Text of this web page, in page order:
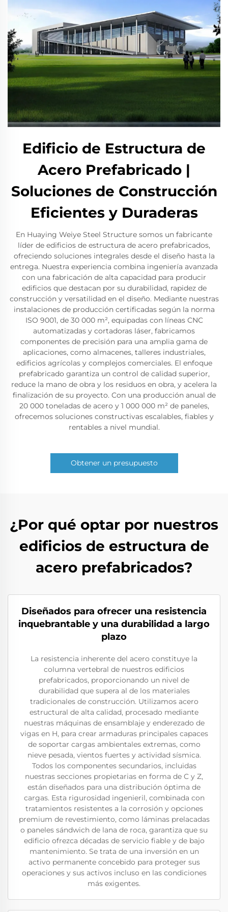
Edificio de Estructura de
Acero Prefabricado |
Soluciones de Construcción
Eficientes y Duraderas
En Huaying Weiye Steel Structure somos un fabricante
líder de edificios de estructura de acero prefabricados,
ofreciendo soluciones integrales desde el diseño hasta la
entrega. Nuestra experiencia combina ingeniería avanzada
con una fabricación de alta capacidad para producir
edificios que destacan por su durabilidad, rapidez de
construcción y versatilidad en el diseño. Mediante nuestras
instalaciones de producción certificadas según la norma
ISO 9001, de 30 000 m², equipadas con líneas CNC
automatizadas y cortadoras láser, fabricamos
componentes de precisión para una amplia gama de
aplicaciones, como almacenes, talleres industriales,
edificios agrícolas y complejos comerciales. El enfoque
prefabricado garantiza un control de calidad superior,
reduce la mano de obra y los residuos en obra, y acelera la
finalización de su proyecto. Con una producción anual de
20 000 toneladas de acero y 1 000 000 m² de paneles,
ofrecemos soluciones constructivas escalables, fiables y
rentables a nivel mundial.
Obtener un presupuesto
¿Por qué optar por nuestros
edificios de estructura de
acero prefabricados?
Diseñados para ofrecer una resistencia
inquebrantable y una durabilidad a largo
plazo
La resistencia inherente del acero constituye la
columna vertebral de nuestros edificios
prefabricados, proporcionando un nivel de
durabilidad que supera al de los materiales
tradicionales de construcción. Utilizamos acero
estructural de alta calidad, procesado mediante
nuestras máquinas de ensamblaje y enderezado de
vigas en H, para crear armaduras principales capaces
de soportar cargas ambientales extremas, como
nieve pesada, vientos fuertes y actividad sísmica.
Todos los componentes secundarios, incluidas
nuestras secciones propietarias en forma de C y Z,
están diseñados para una distribución óptima de
cargas. Esta rigurosidad ingenieril, combinada con
tratamientos resistentes a la corrosión y opciones
premium de revestimiento, como láminas prelacadas
o paneles sándwich de lana de roca, garantiza que su
edificio ofrezca décadas de servicio fiable y de bajo
mantenimiento. Se trata de una inversión en un
activo permanente concebido para proteger sus
operaciones y sus activos incluso en las condiciones
más exigentes.